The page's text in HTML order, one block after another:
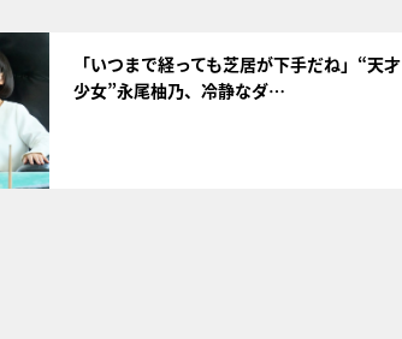
「いつまで経っても芝居が下手だね」“天才
少女”永尾柚乃、冷静なダ…